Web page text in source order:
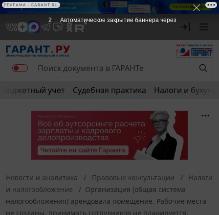
РЕКЛАМА
Бюджетный учет Судебная практика Налоги и
Новости и аналитика Правовые консультации
Налоги
и налогообложение
Организация (общая система
налогообложения) арендовала помещение. Рабочие места
не созданы, принимать сотрудников не планируется.
2 Автоматическое закрытие баннера через
РЕКЛАМА • GARANT.RU